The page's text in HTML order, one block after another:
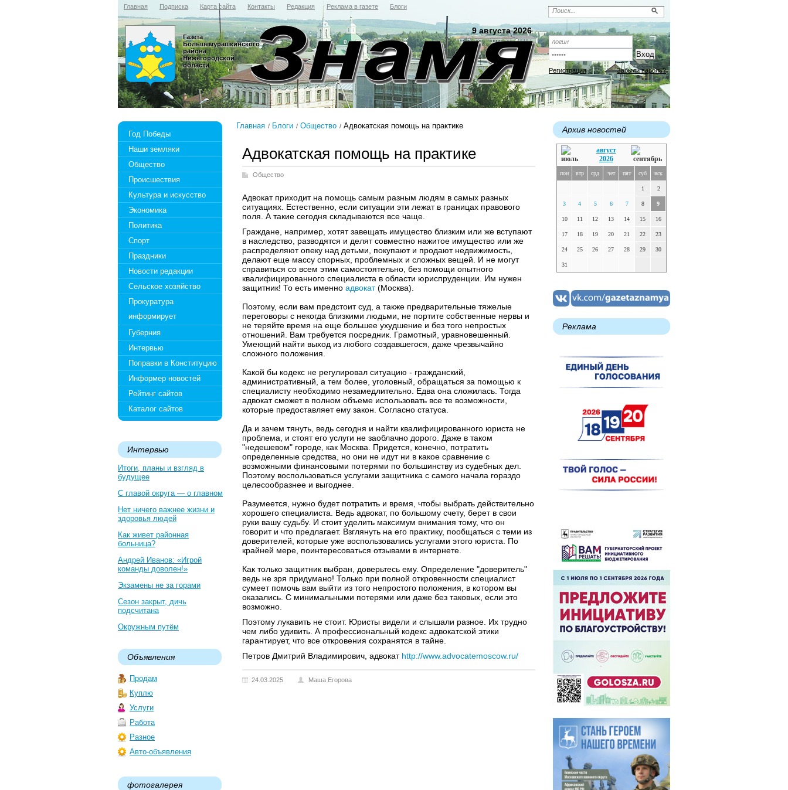
Главная Подписка Карта сайта Контакты Редакция Реклама в газете Блоги
Регистрация Забыли пароль?
9 августа 2026
Газета
Большемурашкинского
района
Нижегородской
области
Год Победы
Наши земляки
Общество
Происшествия
Культура и искусство
Экономика
Политика
Спорт
Праздники
Новости редакции
Сельское хозяйство
Прокуратура
информирует
Губерния
Интервью
Поправки в Конституцию
Информер новостей
Рейтинг сайтов
Каталог сайтов
Интервью
Итоги, планы и взгляд в
будущее
С главой округа — о главном
Нет ничего важнее жизни и
здоровья людей
Как живет районная
больница?
Андрей Иванов: «Игрой
команды доволен!»
Экзамены не за горами
Сезон закрыт, дичь
подсчитана
Окружным путём
Объявления
Продам
Куплю
Услуги
Работа
Разное
Авто-объявления
фотогалерея
Главная Блоги Общество Адвокатская помощь на практике
Адвокатская помощь на практике
Общество
Адвокат приходит на помощь самым разным людям в самых разных
ситуациях. Естественно, если ситуации эти лежат в границах правового
поля. А такие сегодня складываются все чаще.
Граждане, например, хотят завещать имущество близким или же вступают
в наследство, разводятся и делят совместно нажитое имущество или же
распределяют опеку над детьми, покупают и продают недвижимость,
делают еще массу спорных, проблемных и сложных вещей. И не могут
справиться со всем этим самостоятельно, без помощи опытного
квалифицированного специалиста в области юриспруденции. Им нужен
защитник! То есть именно адвокат(Москва).
Поэтому, если вам предстоит суд, а также предварительные тяжелые
переговоры с некогда близкими людьми, не портите собственные нервы и
не теряйте время на еще большее ухудшение и без того непростых
отношений. Вам требуется посредник. Грамотный, уравновешенный.
Умеющий найти выход из любого создавшегося, даже чрезвычайно
сложного положения.
Какой бы кодекс не регулировал ситуацию - гражданский,
административный, а тем более, уголовный, обращаться за помощью к
специалисту необходимо незамедлительно. Едва она сложилась. Тогда
адвокат сможет в полном объеме использовать все те возможности,
которые предоставляет ему закон. Согласно статуса.
Да и зачем тянуть, ведь сегодня и найти квалифицированного юриста не
проблема, и стоят его услуги не заоблачно дорого. Даже в таком
"недешевом" городе, как Москва. Придется, конечно, потратить
определенные средства, но они не идут ни в какое сравнение с
возможными финансовыми потерями по большинству из судебных дел.
Поэтому воспользоваться услугами защитника с самого начала гораздо
целесообразнее и выгоднее.
Разумеется, нужно будет потратить и время, чтобы выбрать действительно
хорошего специалиста. Ведь адвокат, по большому счету, берет в свои
руки вашу судьбу. И стоит уделить максимум внимания тому, что он
говорит и что предлагает. Взглянуть на его практику, пообщаться с теми из
доверителей, которые уже воспользовались услугами этого юриста. По
крайней мере, поинтересоваться отзывами в интернете.
Как только защитник выбран, доверьтесь ему. Определение "доверитель"
ведь не зря придумано! Только при полной откровенности специалист
сумеет помочь вам выйти из того непростого положения, в котором вы
оказались. С минимальными потерями или даже без таковых, если это
возможно.
Поэтому лукавить не стоит. Юристы видели и слышали разное. Их трудно
чем либо удивить. А профессиональный кодекс адвокатской этики
гарантирует, что все откровения сохранятся в тайне.
Петров Дмитрий Владимирович, адвокат http://www.advocatemoscow.ru/
24.03.2025 Маша Егорова
Архив новостей
август
2026
пон втр срд чет пят суб вск
1 2
3 4 5 6 7 8 9
10 11 12 13 14 15 16
17 18 19 20 21 22 23
24 25 26 27 28 29 30
31
Реклама